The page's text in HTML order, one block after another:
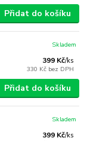
Přidat do košíku
399 Kč/ks
330 Kč bez DPH
Skladem
Přidat do košíku
399 Kč/ks
Skladem